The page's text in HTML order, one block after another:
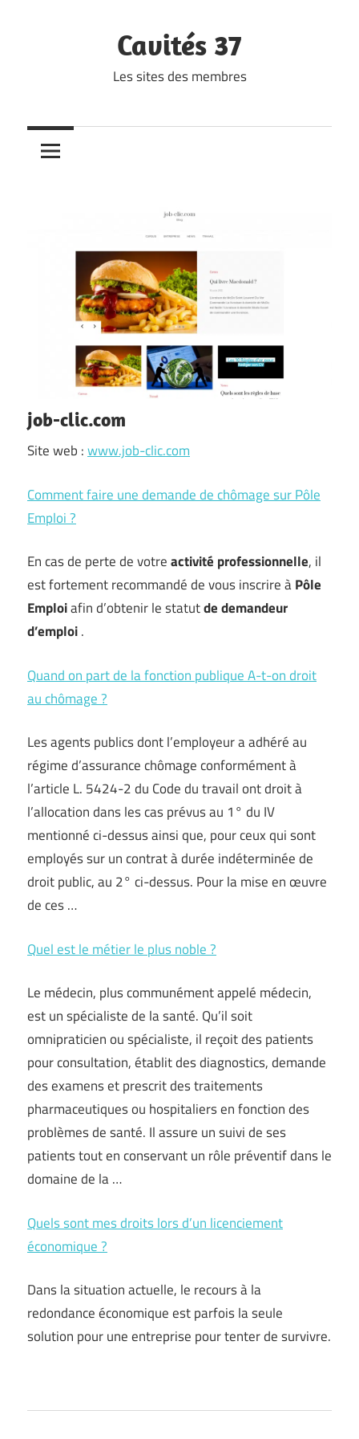
Cavités 37
Les sites des membres
job-clic.com
Site web :www.job-clic.com
Comment faire une demande de chômage sur Pôle
Emploi ?
En cas de perte de votreactivité professionnelle, il
est fortement recommandé de vous inscrire àPôle
Emploiafin d’obtenir le statutde demandeur
d’emploi.
Quand on part de la fonction publique A-t-on droit
au chômage ?
Les agents publics dont l’employeur a adhéré au
régime d’assurance chômage conformément à
l’article L. 5424-2 du Code du travail ont droit à
l’allocation dans les cas prévus au 1° du IV
mentionné ci-dessus ainsi que, pour ceux qui sont
employés sur un contrat à durée indéterminée de
droit public, au 2° ci-dessus. Pour la mise en œuvre
de ces …
Quel est le métier le plus noble ?
Le médecin, plus communément appelé médecin,
est un spécialiste de la santé. Qu’il soit
omnipraticien ou spécialiste, il reçoit des patients
pour consultation, établit des diagnostics, demande
des examens et prescrit des traitements
pharmaceutiques ou hospitaliers en fonction des
problèmes de santé. Il assure un suivi de ses
patients tout en conservant un rôle préventif dans le
domaine de la …
Quels sont mes droits lors d’un licenciement
économique ?
Dans la situation actuelle, le recours à la
redondance économique est parfois la seule
solution pour une entreprise pour tenter de survivre.